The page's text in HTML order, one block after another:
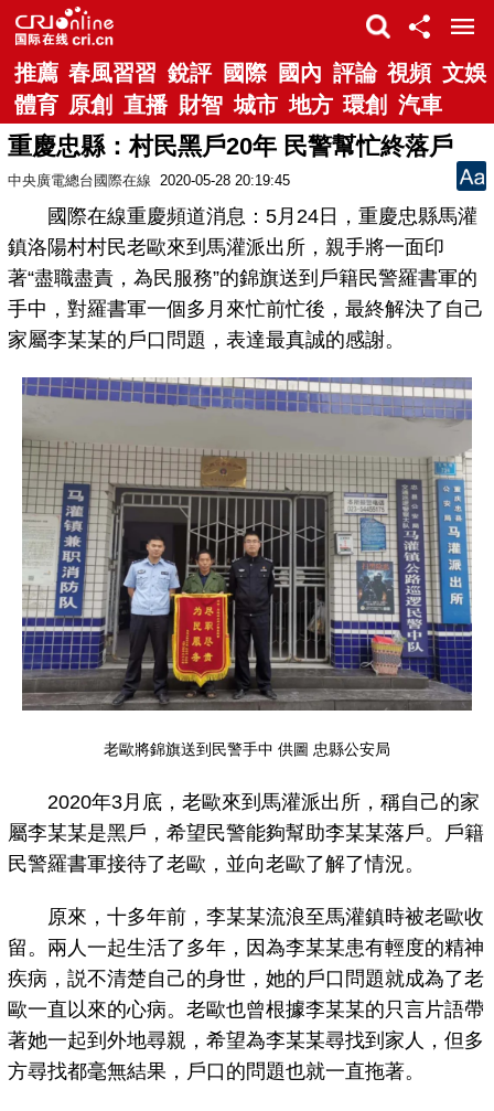
推薦 春風習習 銳評 國際 國內 評論 視頻 文娛
體育 原創 直播 財智 城市 地方 環創 汽車
重慶忠縣：村民黑戶20年 民警幫忙終落戶
中央廣電總台國際在線 2020-05-28 20:19:45
國際在線重慶頻道消息：5月24日，重慶忠縣馬灌
鎮洛陽村村民老歐來到馬灌派出所，親手將一面印
著“盡職盡責，為民服務”的錦旗送到戶籍民警羅書軍的
手中，對羅書軍一個多月來忙前忙後，最終解決了自己
家屬李某某的戶口問題，表達最真誠的感謝。
老歐將錦旗送到民警手中 供圖 忠縣公安局
2020年3月底，老歐來到馬灌派出所，稱自己的家
屬李某某是黑戶，希望民警能夠幫助李某某落戶。戶籍
民警羅書軍接待了老歐，並向老歐了解了情況。
原來，十多年前，李某某流浪至馬灌鎮時被老歐收
留。兩人一起生活了多年，因為李某某患有輕度的精神
疾病，説不清楚自己的身世，她的戶口問題就成為了老
歐一直以來的心病。老歐也曾根據李某某的只言片語帶
著她一起到外地尋親，希望為李某某尋找到家人，但多
方尋找都毫無結果，戶口的問題也就一直拖著。